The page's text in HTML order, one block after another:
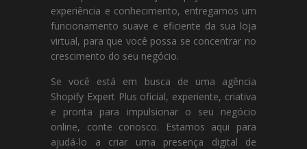
experiência e conhecimento, entregamos um
funcionamento suave e eficiente da sua loja
virtual, para que você possa se concentrar no
crescimento do seu negócio.
Se você está em busca de uma agência
Shopify Expert Plus oficial, experiente, criativa
e pronta para impulsionar o seu negócio
online, conte conosco. Estamos aqui para
ajudá-lo a criar uma presença digital de